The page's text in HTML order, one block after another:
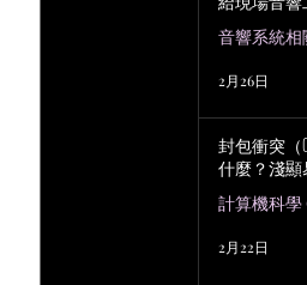
上培訓研
音響系統相
2月26日
封包衝突（
什麼？淺
計算機科學
2月22日